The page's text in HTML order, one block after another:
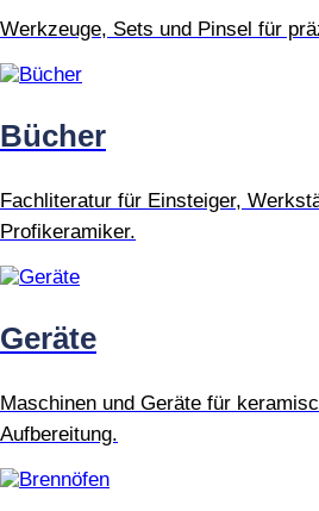
Werkzeuge, Sets und Pinsel für
Bücher
Fachliteratur für Einsteiger,
Profikeramiker.
Geräte
Maschinen und Geräte für
Aufbereitung.